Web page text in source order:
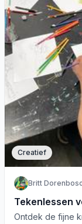
Creatief
Britt
Tekenlessen
Ontdek de fijne